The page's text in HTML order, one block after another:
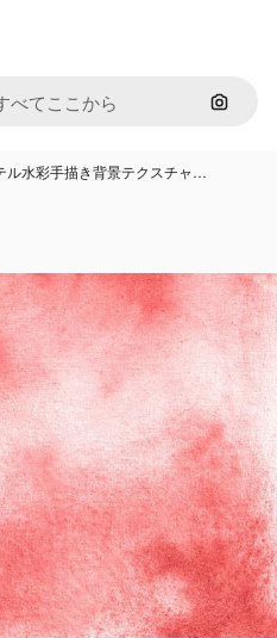
画像で
ル水彩手描き背景テクスチャ…